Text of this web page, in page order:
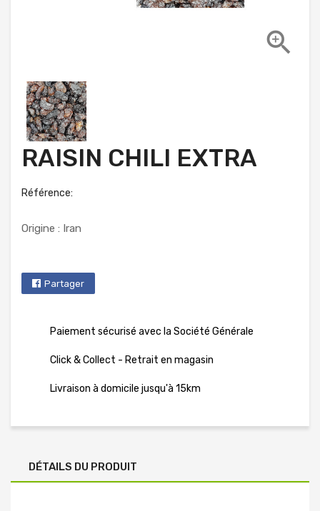

RAISIN CHILI EXTRA
Référence:
Origine : Iran
Partager
Paiement sécurisé avec la Société Générale
Click & Collect - Retrait en magasin
Livraison à domicile jusqu'à 15km
DÉTAILS DU PRODUIT